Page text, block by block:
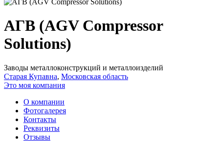
АГВ (AGV Compressor
Solutions)
Заводы металлоконструкций и металлоизделий
Старая Купавна, Московская область
Это моя компания
О компании
Фотогалерея
Контакты
Реквизиты
Отзывы